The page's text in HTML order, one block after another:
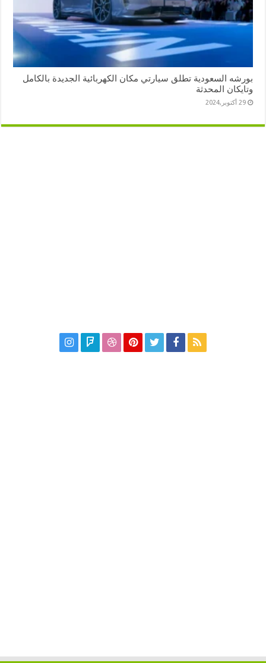
بورشه السعودية تطلق سيارتي مكان الكهربائية الجديدة بالكامل
وتايكان المحدثة
29 أكتوبر,2024